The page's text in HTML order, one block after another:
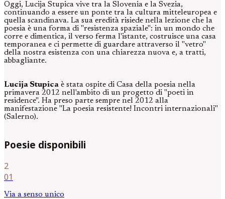
Oggi, Lucija Stupica vive tra la Slovenia e la Svezia,
continuando a essere un ponte tra la cultura mitteleuropea e
quella scandinava. La sua eredità risiede nella lezione che la
poesia è una forma di "resistenza spaziale": in un mondo che
corre e dimentica, il verso ferma l'istante, costruisce una casa
temporanea e ci permette di guardare attraverso il "vetro"
della nostra esistenza con una chiarezza nuova e, a tratti,
abbagliante.
Lucija Stupica è stata ospite di Casa della poesia nella
primavera 2012 nell'ambito di un progetto di "poeti in
residence". Ha preso parte sempre nel 2012 alla
manifestazione "La poesia resistente! Incontri internazionali"
(Salerno).
Poesie disponibili
2
01
Via a senso unico